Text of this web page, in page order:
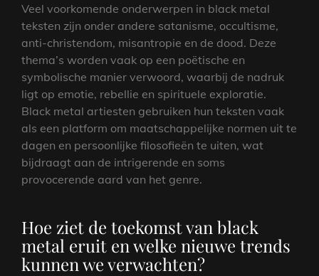
Veel voorkomende onderwerpen in black metal
teksten zijn onder andere satanisme, occultisme,
anti-christendom, misantropie en de dood. Deze
thema’s worden vaak op een poëtische en
symbolische manier verwoord, waarbij de nadruk
ligt op emotie, rebellie en spirituele exploratie.
Black metal artiesten gebruiken hun teksten vaak
als een platform om maatschappelijke normen uit te
dagen en persoonlijke filosofieën te uiten, wat
bijdraagt aan de intrigerende en soms
provocerende aard van het genre.
Hoe ziet de toekomst van black
metal eruit en welke nieuwe trends
kunnen we verwachten?